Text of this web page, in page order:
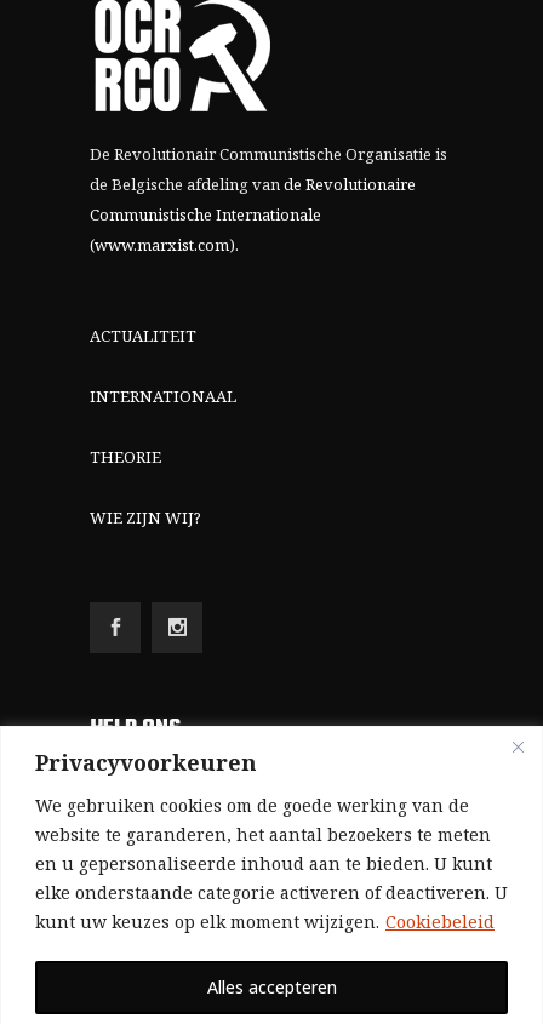
Privacyvoorkeuren
We gebruiken cookies om de goede werking van de
website te garanderen, het aantal bezoekers te meten
en u gepersonaliseerde inhoud aan te bieden. U kunt
elke onderstaande categorie activeren of deactiveren. U
kunt uw keuzes op elk moment wijzigen. Cookiebeleid
Alles accepteren
De Revolutionair Communistische Organisatie is
de Belgische afdeling vande Revolutionaire
Communistische Internationale
(www.marxist.com).
ACTUALITEIT
INTERNATIONAAL
THEORIE
WIE ZIJN WIJ?
HELP ONS
Aangezien we volledig zelf gefinancierd zijn
(zonder subsidies, zonder commerciële
advertenties en zonder rijke sponsors), zijn we
voor de publicatie van ons tijdschrift uitsluitend
afhankelijk van de financiële steun van onze